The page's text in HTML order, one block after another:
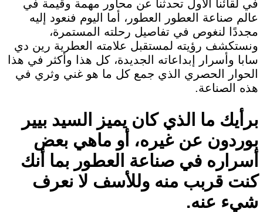
في لقائنا الأول تحدثنا عن محاور مهمة وقيمة في
عالم صناعة العطور العطور، أما اليوم فنعود إليه
مجددًا لنغوص في تفاصيل رحلته المستمرة،
ونستكشف رؤيته لمستقبل علامته العطرية رين دي
سابا وأسرار إبداعاته الجديدة، كل هذا وأكثر في هذا
الحوار الحصري الذي جمع كل ما هو غني وثري في
هذه الصناعة.
برأيك ما الذي كان يميز السيد بيير
بوردون عن غيره، أو ماهي بعض
أسراره في صناعة العطور بما أنك
كنت قربب منه وللأسف لا نعرف
شيء عنه.